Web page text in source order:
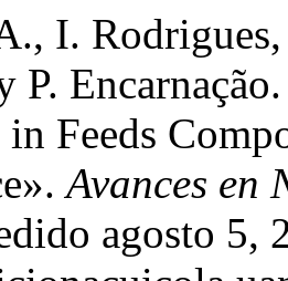
I.
P.
in Feeds
Avances en
agosto 5,